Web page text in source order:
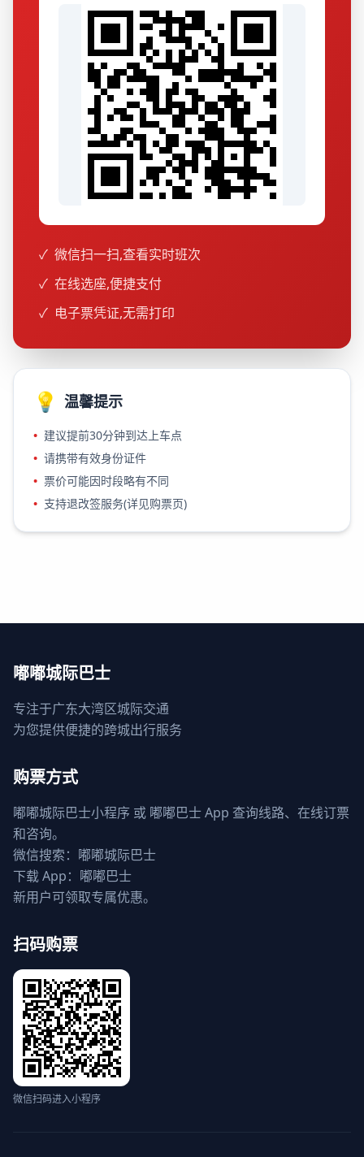
✓ 微信扫一扫,查看实时班次
✓ 在线选座,便捷支付
✓ 电子票凭证,无需打印
💡 温馨提示
• 建议提前30分钟到达上车点
• 请携带有效身份证件
• 票价可能因时段略有不同
• 支持退改签服务(详见购票页)
嘟嘟城际巴士
专注于广东大湾区城际交通
为您提供便捷的跨城出行服务
购票方式
嘟嘟城际巴士小程序 或 嘟嘟巴士 App 查询线路、在线订票
和咨询。
微信搜索：嘟嘟城际巴士
下载 App：嘟嘟巴士
新用户可领取专属优惠。
扫码购票
微信扫码进入小程序